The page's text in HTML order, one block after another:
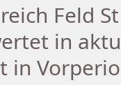
Feld
in
in